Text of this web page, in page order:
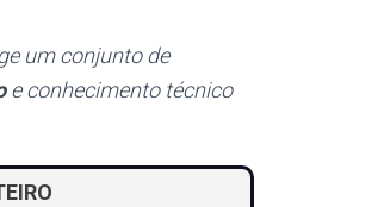
um conjunto de
e conhecimento técnico